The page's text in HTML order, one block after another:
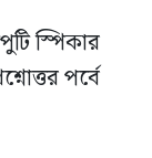
স্পিকার
পর্বে